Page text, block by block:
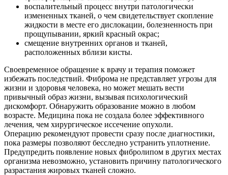
воспалительный процесс внутри патологически
измененных тканей, о чем свидетельствует скопление
жидкости в месте его дислокации, болезненность при
прощупывании, яркий красный окрас;
смещение внутренних органов и тканей,
расположенных вблизи кисты.
Своевременное обращение к врачу и терапия поможет
избежать последствий. Фиброма не представляет угрозы для
жизни и здоровья человека, но может мешать вести
привычный образ жизни, вызывая психологический
дискомфорт. Обнаружить образование можно в любом
возрасте. Медицина пока не создала более эффективного
лечения, чем хирургическое иссечение опухоли.
Операцию рекомендуют провести сразу после диагностики,
пока размеры позволяют бесследно устранить уплотнение.
Предупредить появление новых фибролипом в других местах
организма невозможно, установить причину патологического
разрастания жировых тканей сложно.